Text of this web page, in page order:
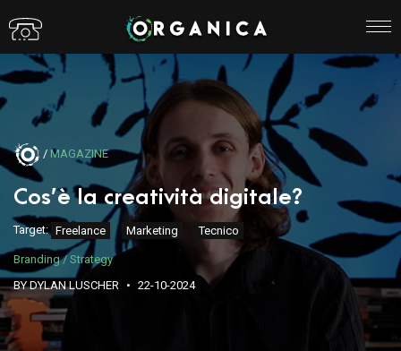
/ MAGAZINE
Cos’è la creatività digitale?
Target: Freelance Marketing Tecnico
Branding / Strategy
BY DYLAN LUSCHER
22-10-2024